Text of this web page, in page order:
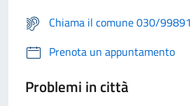
Chiama il comune 030/99891
Prenota un appuntamento
Problemi in città